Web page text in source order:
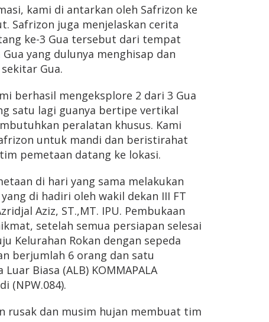
kami di antarkan oleh Safrizon ke
Safrizon juga menjelaskan cerita
ke-3 Gua tersebut dari tempat
yang dulunya menghisap dan
Gua.
berhasil mengeksplore 2 dari 3 Gua
satu lagi guanya bertipe vertikal
peralatan khusus. Kami
untuk mandi dan beristirahat
pemetaan datang ke lokasi.
di hari yang sama melakukan
di hadiri oleh wakil dekan III FT
Aziz, ST.,MT. IPU. Pembukaan
setelah semua persiapan selesai
Kelurahan Rokan dengan sepeda
berjumlah 6 orang dan satu
Biasa (ALB) KOMMAPALA
(NPW.084).
rusak dan musim hujan membuat tim